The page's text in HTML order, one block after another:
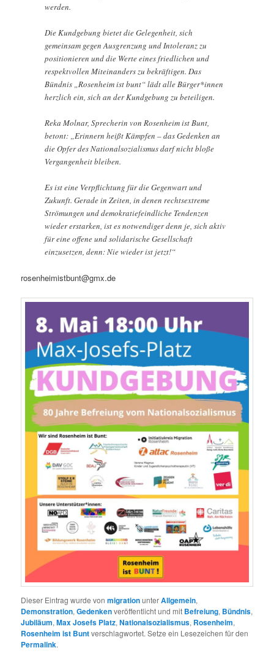
werden.
Die Kundgebung bietet die Gelegenheit, sich
gemeinsam gegen Ausgrenzung und Intoleranz zu
positionieren und die Werte eines friedlichen und
respektvollen Miteinanders zu bekräftigen. Das
Bündnis „Rosenheim ist bunt“ lädt alle Bürger*innen
herzlich ein, sich an der Kundgebung zu beteiligen.
Reka Molnar, Sprecherin von Rosenheim ist Bunt,
betont: „Erinnern heißt Kämpfen – das Gedenken an
die Opfer des Nationalsozialismus darf nicht bloße
Vergangenheit bleiben.
Es ist eine Verpflichtung für die Gegenwart und
Zukunft. Gerade in Zeiten, in denen rechtsextreme
Strömungen und demokratiefeindliche Tendenzen
wieder erstarken, ist es notwendiger denn je, sich aktiv
für eine offene und solidarische Gesellschaft
einzusetzen, denn: Nie wieder ist jetzt!“
rosenheimistbunt@gmx.de
Dieser Eintrag wurde vonmigrationunterAllgemein,
Demonstration,Gedenkenveröffentlicht und mit Befreiung, Bündnis,
Jubiläum,Max Josefs Platz,Nationalsozialismus, Rosenheim,
Rosenheim ist Buntverschlagwortet. Setze ein Lesezeichen für den
Permalink.